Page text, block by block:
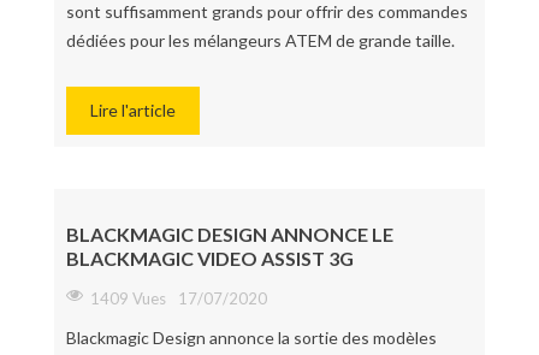
sont suffisamment grands pour offrir des commandes
dédiées pour les mélangeurs ATEM de grande taille.
Lire l'article
BLACKMAGIC DESIGN ANNONCE LE
BLACKMAGIC VIDEO ASSIST 3G
1409 Vues 17/07/2020
Blackmagic Design annonce la sortie des modèles